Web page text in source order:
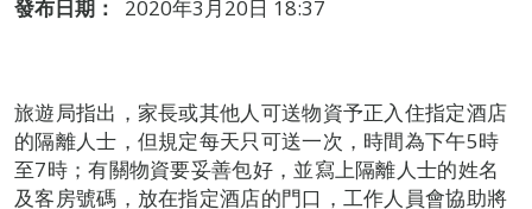
發布日期：
2020年3月20日 18:37
旅遊局指出，家長或其他人可送物資予正入住指定酒店
的隔離人士，但規定每天只可送一次，時間為下午5時
至7時；有關物資要妥善包好，並寫上隔離人士的姓名
及客房號碼，放在指定酒店的門口，工作人員會協助將